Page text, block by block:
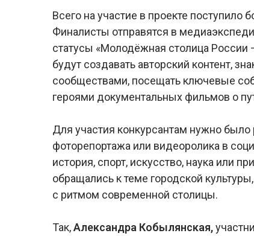
Всего на участие в проекте поступило
Финалисты отправятся в
статусы «Молодёжная столица России
будут создавать авторский контент,
сообществами, посещать ключевые
героями документальных фильмов о
Для участия конкурсантам нужно было
фоторепортажа или видеоролика в
история, спорт, искусство, наука или
обращались к теме городской
с ритмом современной столицы.
Так,Александра Кобылянская,